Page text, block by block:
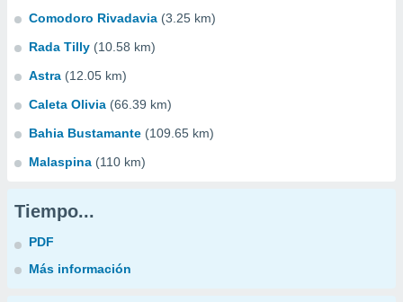
Comodoro Rivadavia (3.25 km)
Rada Tilly (10.58 km)
Astra (12.05 km)
Caleta Olivia (66.39 km)
Bahia Bustamante (109.65 km)
Malaspina (110 km)
Tiempo...
PDF
Más información